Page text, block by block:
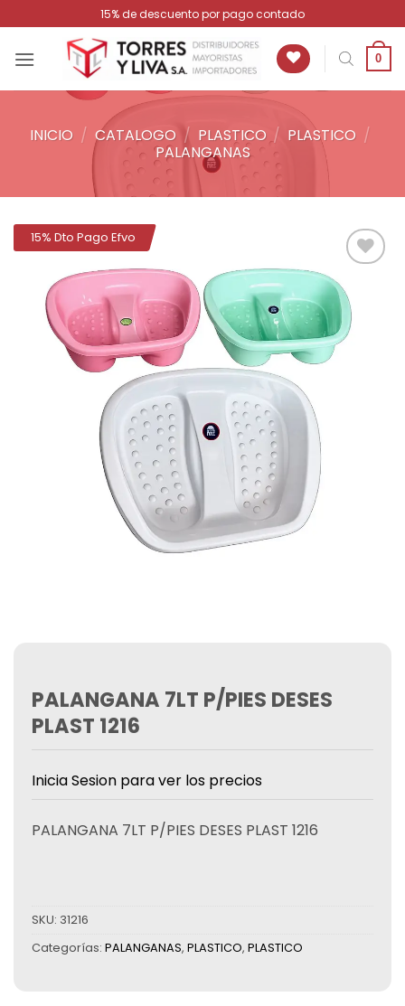
al
contenido
15% de descuento por pago contado
0
INICIO / CATALOGO / PLASTICO / PLASTICO /
PALANGANAS
15% Dto Pago Efvo
Añadir
a la
lista de
deseos
PALANGANA 7LT P/PIES DESES
PLAST 1216
Inicia Sesion para ver los precios
PALANGANA 7LT P/PIES DESES PLAST 1216
SKU: 31216
Categorías: PALANGANAS, PLASTICO, PLASTICO